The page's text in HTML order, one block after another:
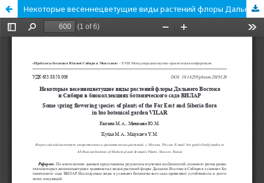
Некоторые весеннецветущие виды растений флоры Дальнего Востока и Сибири в биоколлекциях ботанического сада ВИЛАР